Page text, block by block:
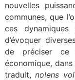
nouvelles
communes, que
ces dynamiques
d’évoquer
de préciser ce
économique,
traduit,nolens